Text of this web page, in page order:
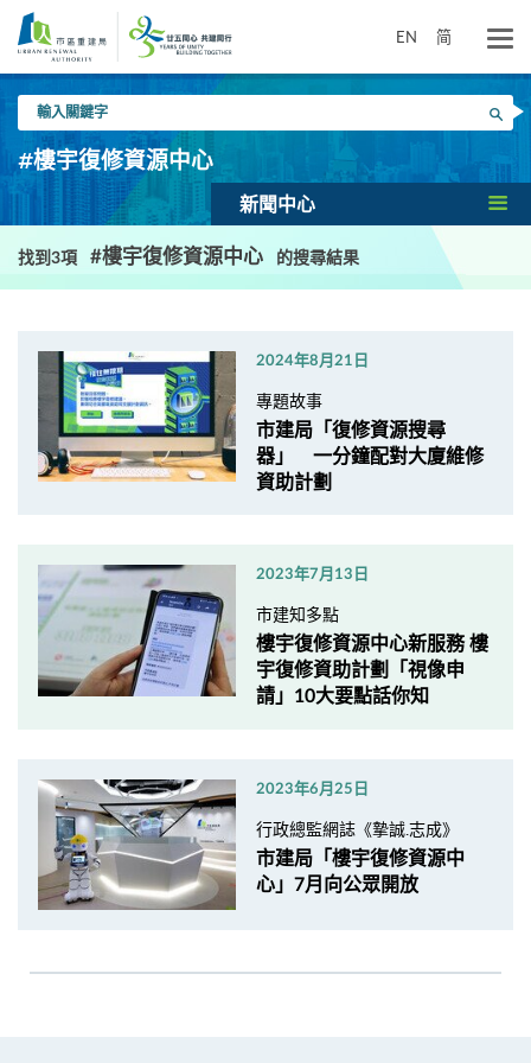
要
EN 简
入
關
鍵
搜尋
#樓宇復修資源中心
新聞中心
找到3項 #樓宇復修資源中心 的搜尋結果
2024年8月21日
專題故事
市建局「復修資源搜尋
器」 一分鐘配對大廈維修
資助計劃
2023年7月13日
市建知多點
樓宇復修資源中心新服務 樓
宇復修資助計劃「視像申
請」10大要點話你知
2023年6月25日
行政總監網誌《摯誠.志成》
市建局「樓宇復修資源中
心」7月向公眾開放